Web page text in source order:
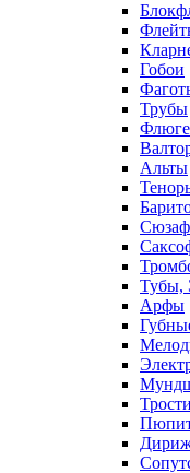
Гобои
Трубы
Альты
Тубы,
Арфы